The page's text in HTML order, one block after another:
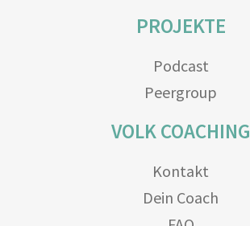
PROJEKTE
Podcast
Peergroup
VOLK COACHING
Kontakt
Dein Coach